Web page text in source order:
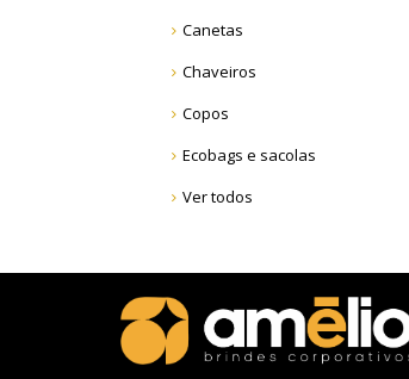
Canetas
Chaveiros
Copos
Ecobags e sacolas
Ver todos